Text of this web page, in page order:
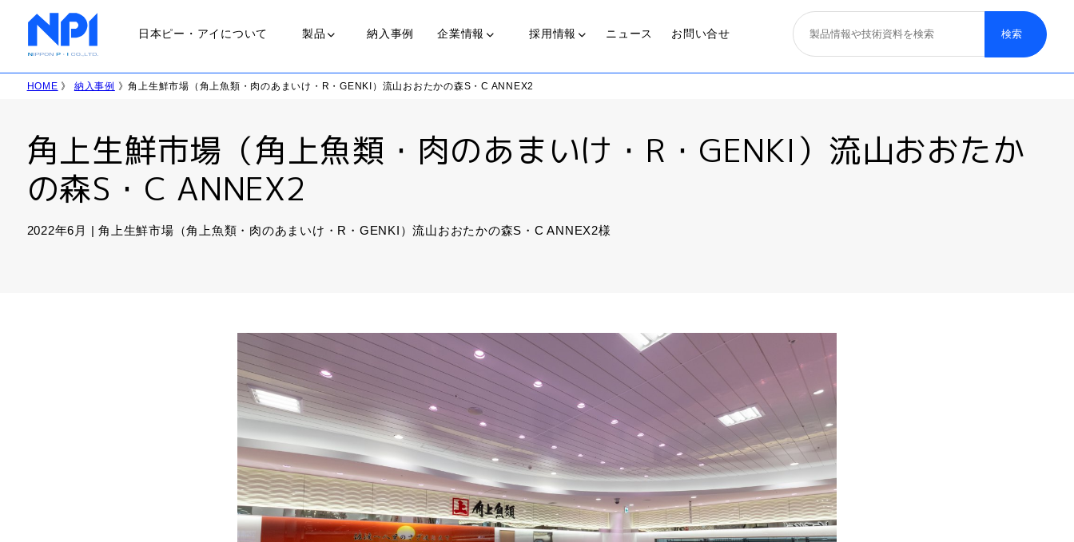
日本ピー・アイについて 製品
ＵＶランプ
メタルハライドランプ
近赤外線照射光源装置
UVエアクリーナー
医療照明
取扱説明書はこちら》
納入事例 企業情報
会社概要
採用情報
職場環境
ニュース お問い合せ
HOME 》 納入事例 》角上生鮮市場（角上魚類・肉のあまいけ・R・GENKI）流山おおたかの森S・C ANNEX2
角上生鮮市場（角上魚類・肉のあまいけ・R・GENKI）流山おおたか
の森S・C ANNEX2
2022年6月 | 角上生鮮市場（角上魚類・肉のあまいけ・R・GENKI）流山おおたかの森S・C ANNEX2様